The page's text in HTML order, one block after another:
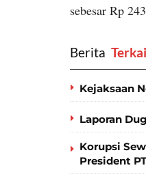
sebesar Rp
Berita
Kejaksaan
Laporan
Korupsi
President